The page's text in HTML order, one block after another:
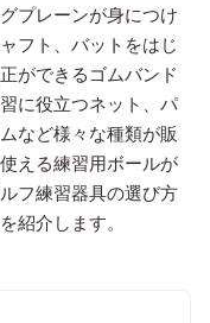
プレーンが身につけ
フト、バットをはじ
ができるゴムバンド
に役立つネット、パ
など様々な種類が販
える練習用ボールが
フ練習器具の選び方
紹介します。